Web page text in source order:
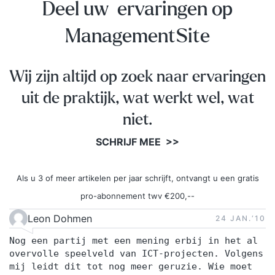
model: bepalen projectdoel, probleemstelling en
resultaat Hoe onderbouw je het waarom van je
project (de business case)? De projectinrichting
en projectafbakening Hoe te zorgen voor het
leveren van de juiste kwaliteit? Hoe maak je een
realistische planning? Op welke manier zorg je
voor ene realistisch projectbudget en de goede
beheersing daarvan? Hoe manage je de
projectcommunicatie? FOCUS DAG 2: HET
VERRICHTEN VAN EEN PROJECT Hoe kies je
voor de juiste aanpak voor jouw project? Hoe
maak je een realistisch, goed onderbouwd en
uitvoerbaar projectplan of plan van aanpak? Op
welke manier zorg je voor draagvlak voor je
Deel uw ervaringen op
ManagementSite
Wij zijn altijd op zoek naar ervaringen
uit de praktijk, wat werkt wel, wat
niet.
SCHRIJF MEE >>
Als u 3 of meer artikelen per jaar schrijft, ontvangt u een gratis
pro-abonnement twv €200,--
Leon Dohmen 24 JAN.‘10
Nog een partij met een mening erbij in het al
overvolle speelveld van ICT-projecten. Volgens
mij leidt dit tot nog meer geruzie. Wie moet